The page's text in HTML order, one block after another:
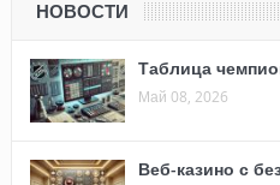
НОВОСТИ
Таблица
Май 08, 2026
Веб-казино с